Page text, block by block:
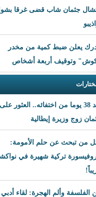
غرقا بشواطئ
من مخدر
أشخاص
العثور على
في نواكشوط
لقاء أدبي